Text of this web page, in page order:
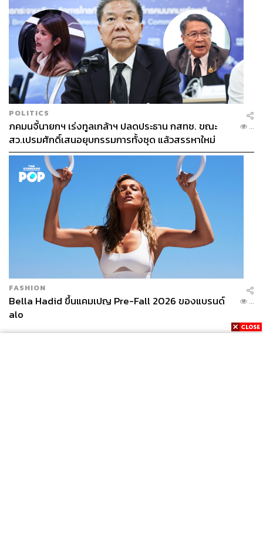
POLITICS
ภคมนจี้นายกฯ เร่งทูลเกล้าฯ ปลดประธาน กสทช. ขณะ
สว.เปรมศักดิ์เสนอยุบกรรมการทั้งชุด แล้วสรรหาใหม่
...
FASHION
Bella Hadid ขึ้นแคมเปญ Pre-Fall 2026 ของแบรนด์
alo
...